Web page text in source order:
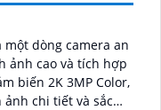
một dòng camera an
ảnh cao và tích hợp
chi tiết và sắc